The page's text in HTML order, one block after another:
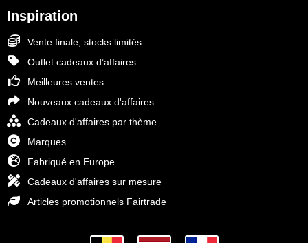
Inspiration
Vente finale, stocks limités
Outlet cadeaux d’affaires
Meilleures ventes
Nouveaux cadeaux d'affaires
Cadeaux d'affaires par thème
Marques
Fabriqué en Europe
Cadeaux d'affaires sur mesure
Articles promotionnels Fairtrade